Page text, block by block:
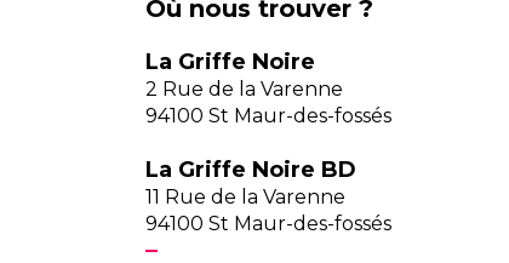
Où nous trouver ?
La Griffe Noire
2 Rue de la Varenne
94100 St Maur-des-fossés
La Griffe Noire BD
11 Rue de la Varenne
94100 St Maur-des-fossés